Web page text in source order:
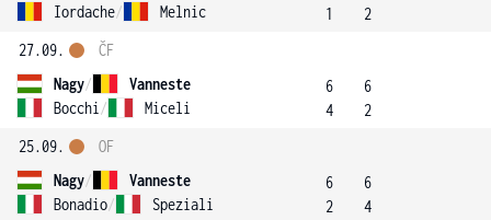
Iordache/ Melnic
1
2
27.09.
Nagy/
Vanneste
Bocchi / Miceli
ČF
6
4
6
2
25.09.
Nagy/
Vanneste
Bonadio/ Speziali
OF
6
2
6
4